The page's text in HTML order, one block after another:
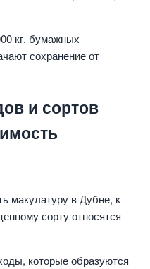
кг. бумажных
сохранение от
и сортов
макулатуру в Дубне, к
сорту относятся
которые образуются